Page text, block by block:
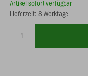
Artikel sofort verfügbar
Lieferzeit: 8 Werktage